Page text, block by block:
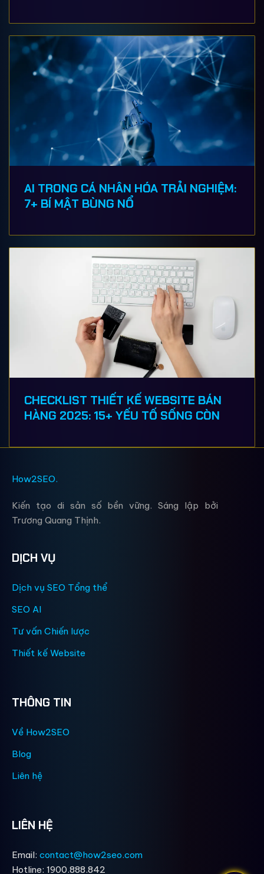
AI TRONG CÁ NHÂN HÓA TRẢI NGHIỆM:
7+ BÍ MẬT BÙNG NỔ
CHECKLIST THIẾT KẾ WEBSITE BÁN
HÀNG 2025: 15+ YẾU TỐ SỐNG CÒN
How2SEO.
Kiến tạo di sản số bền vững. Sáng lập bởi
Trương Quang Thịnh.
DỊCH VỤ
Dịch vụ SEO Tổng thể
SEO AI
Tư vấn Chiến lược
Thiết kế Website
THÔNG TIN
Về How2SEO
Blog
Liên hệ
LIÊN HỆ
Email: contact@how2seo.com
Hotline: 1900.888.842